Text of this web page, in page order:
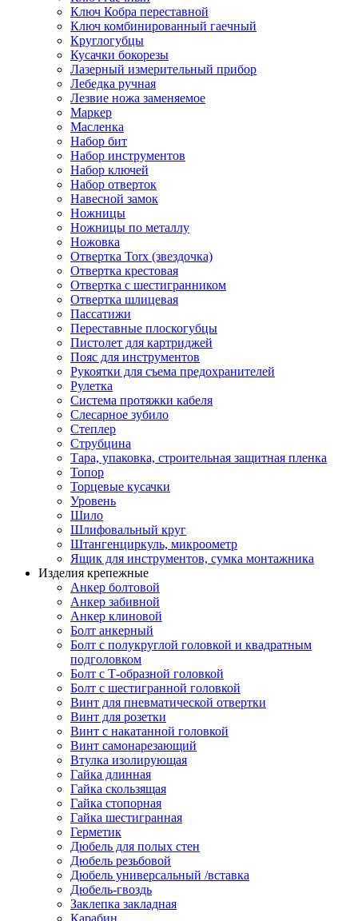
Ключ Кобра переставной
Ключ комбинированный гаечный
Круглогубцы
Кусачки бокорезы
Лазерный измерительный прибор
Лебедка ручная
Лезвие ножа заменяемое
Маркер
Масленка
Набор бит
Набор инструментов
Набор ключей
Набор отверток
Навесной замок
Ножницы
Ножницы по металлу
Ножовка
Отвертка Torx (звездочка)
Отвертка крестовая
Отвертка с шестигранником
Отвертка шлицевая
Пассатижи
Переставные плоскогубцы
Пистолет для картриджей
Пояс для инструментов
Рукоятки для съема предохранителей
Рулетка
Система протяжки кабеля
Слесарное зубило
Степлер
Струбцина
Тара, упаковка, строительная защитная пленка
Топор
Торцевые кусачки
Уровень
Шило
Шлифовальный круг
Штангенциркуль, микроометр
Ящик для инструментов, сумка монтажника
Изделия крепежные
Анкер болтовой
Анкер забивной
Анкер клиновой
Болт анкерный
Болт с полукруглой головкой и квадратным
подголовком
Болт с Т-образной головкой
Болт с шестигранной головкой
Винт для пневматической отвертки
Винт для розетки
Винт с накатанной головкой
Винт самонарезающий
Втулка изолирующая
Гайка длинная
Гайка скользящая
Гайка стопорная
Гайка шестигранная
Герметик
Дюбель для полых стен
Дюбель резьбовой
Дюбель универсальный /вставка
Дюбель-гвоздь
Заклепка закладная
Карабин